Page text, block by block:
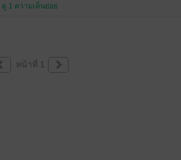
ดู 1 ความเห็นย่อย
หน้าที่ 1